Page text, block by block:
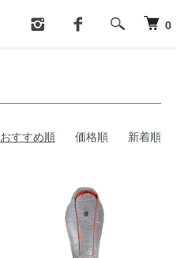
0
おすすめ順 価格順 新着順